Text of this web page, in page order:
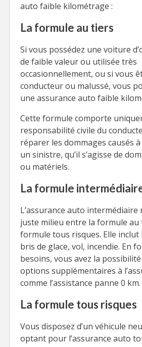
auto faible kilométrage :
La formule au tiers
Si vous possédez une voiture
de faible valeur ou utilisée très
occasionnellement, ou si vous
conducteur ou malussé, vous
une assurance auto faible
Cette formule comporte
responsabilité civile du
réparer les dommages causés
un sinistre, qu’il s’agisse de
ou matériels.
La formule
L’assurance auto
juste milieu entre la formule au
formule tous risques. Elle inclut
bris de glace, vol, incendie. En
besoins, vous avez la possibilité
options supplémentaires à
comme l’assistance panne 0 km.
La formule tous risques
Vous disposez d’un véhicule
optant pour l’assurance auto